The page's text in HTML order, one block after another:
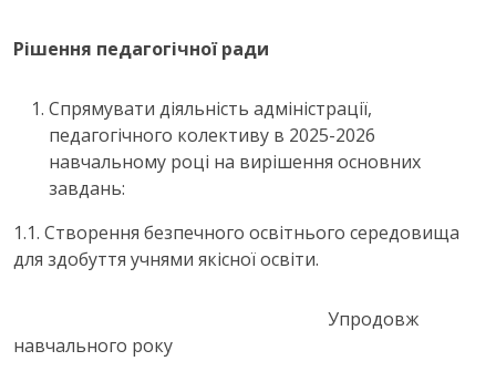
Рішення педагогічної ради
Спрямувати діяльність адміністрації,
педагогічного колективу в 2025-2026
навчальному році на вирішення основних
завдань:
1.1. Створення безпечного освітнього середовища
для здобуття учнями якісної освіти.
Упродовж
навчального року